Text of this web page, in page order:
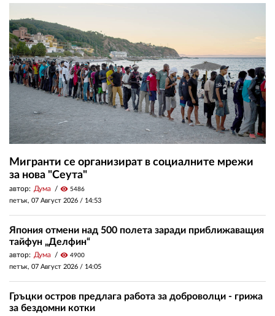
Мигранти се организират в социалните мрежи
за нова "Сеута"
автор: Дума visibility 5486
петък, 07 Август 2026 / 14:53
Япония отмени над 500 полета заради приближаващия
тайфун „Делфин“
автор: Дума visibility 4900
петък, 07 Август 2026 / 14:05
Гръцки остров предлага работа за доброволци - грижа
за бездомни котки